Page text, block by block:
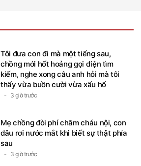
Tôi đưa con đi mà một tiếng sau,
chồng mới hốt hoảng gọi điện tìm
kiếm, nghe xong câu anh hỏi mà tôi
thấy vừa buồn cười vừa xấu hổ
3 giờ trước
Mẹ chồng đòi phí chăm cháu nội, con
dâu rơi nước mắt khi biết sự thật phía
sau
3 giờ trước